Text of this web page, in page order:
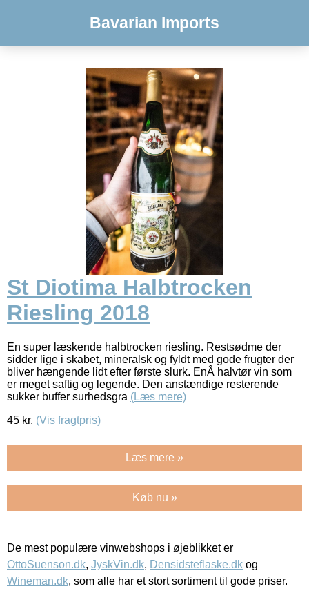
Bavarian Imports
St Diotima Halbtrocken
Riesling 2018
En super læskende halbtrocken riesling. Restsødme der
sidder lige i skabet, mineralsk og fyldt med gode frugter der
bliver hængende lidt efter første slurk. EnÂ halvtør vin som
er meget saftig og legende. Den anstændige resterende
sukker buffer surhedsgra (Læs mere)
45 kr. (Vis fragtpris)
Læs mere »
Køb nu »
De mest populære vinwebshops i øjeblikket er
OttoSuenson.dk, JyskVin.dk, Densidsteflaske.dk og
Wineman.dk, som alle har et stort sortiment til gode priser.